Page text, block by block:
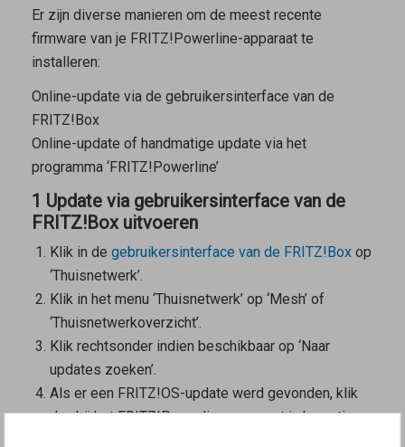
Er zijn diverse manieren om de meest recente
firmware van je FRITZ!Powerline-apparaat te
installeren:
Online-update via de gebruikersinterface van de
FRITZ!Box
Online-update of handmatige update via het
programma ‘FRITZ!Powerline’
1 Update via gebruikersinterface van de
FRITZ!Box uitvoeren
Klik in de gebruikersinterface van de FRITZ!Boxop
‘Thuisnetwerk’.
Klik in het menu ‘Thuisnetwerk’ op ‘Mesh’ of
‘Thuisnetwerkoverzicht’.
Klik rechtsonder indien beschikbaar op ‘Naar
updates zoeken’.
Als er een FRITZ!OS-update werd gevonden, klik
dan bij het FRITZ!Powerline-apparaat in kwestie op